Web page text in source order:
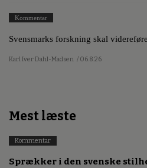
Kommentar
Svensmarks forskning skal
Karl Iver Dahl-Madsen / 06.8.26
Mest læste
Kommentar
Sprækker i den svenske